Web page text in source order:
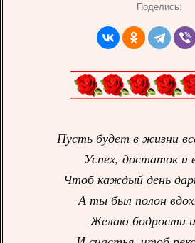
Поделись:
Пусть будет в жизни
Успех, достаток и
Чтоб каждый день
А ты был полон
Желаю бодрости